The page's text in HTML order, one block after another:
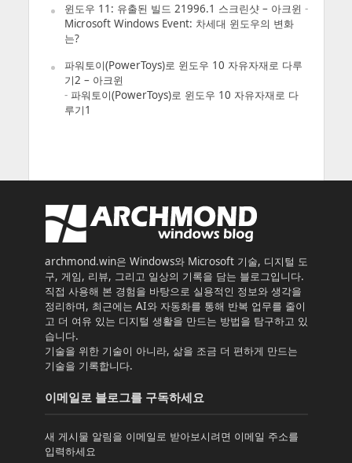
윈도우 11: 유출된 빌드 21996.1 스크린샷 – 아크윈 -
Microsoft Windows Event: 차세대 윈도우의 변화
는?
파워토이(PowerToys)로 윈도우 10 자유자재로 다루
기2 – 아크윈
- 파워토이(PowerToys)로 윈도우 10 자유자재로 다
루기1
archmond.win은 Windows와 Microsoft 기술, 디지털 도
구, 게임, 리뷰, 그리고 일상의 기록을 담는 블로그입니다.
직접 사용해 본 경험을 바탕으로 실용적인 정보와 생각을
정리하며, 최근에는 AI와 자동화를 통해 반복 업무를 줄이
고 더 여유 있는 디지털 생활을 만드는 방법을 탐구하고 있
습니다.
기술을 위한 기술이 아니라, 삶을 조금 더 편하게 만드는
기술을 기록합니다.
이메일로 블로그를 구독하세요
새 게시물 알림을 이메일로 받아보시려면 이메일 주소를
입력하세요